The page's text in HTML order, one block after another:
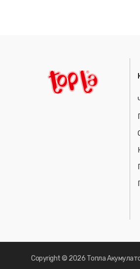
Copyright © 2026 Топла